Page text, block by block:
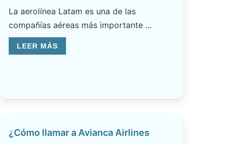
La aerolínea Latam es una de las
compañías aéreas más importante ...
LEER MÁS
¿Cómo llamar a Avianca Airlines